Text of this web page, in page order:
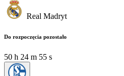
Real Madryt
Do rozpoczęcia pozostało
50 h 24 m 54 s